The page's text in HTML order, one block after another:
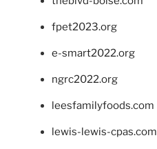
fpet2023.org
e-smart2022.org
ngrc2022.org
leesfamilyfoods.com
lewis-lewis-cpas.com